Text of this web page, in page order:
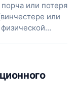
или потеря
или